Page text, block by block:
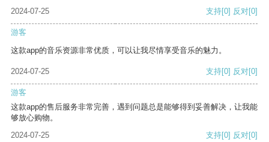
2024-07-25
支持[0] 反对[0]
游客
这款app的音乐资源非常优质，可以让我尽情享受音乐的魅力。
2024-07-25 支持[0] 反对[0]
游客
这款app的售后服务非常完善，遇到问题总是能够得到妥善解决，让我能
够放心购物。
2024-07-25
支持[0] 反对[0]